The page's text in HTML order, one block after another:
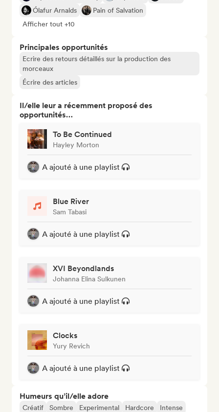
Ólafur Arnalds
Pain of Salvation
Afficher tout +10
Principales opportunités
Ecrire des retours détaillés sur la production des
morceaux
Écrire des articles
Il/elle leur a récemment proposé des
opportunités…
To Be Continued
Hayley Morton
A ajouté à une playlist
Blue River
Sam Tabasi
A ajouté à une playlist
XVI Beyondlands
Johanna Elina Sulkunen
A ajouté à une playlist
Clocks
Yury Revich
A ajouté à une playlist
Humeurs qu’il/elle adore
Créatif Sombre Experimental Hardcore
Intense